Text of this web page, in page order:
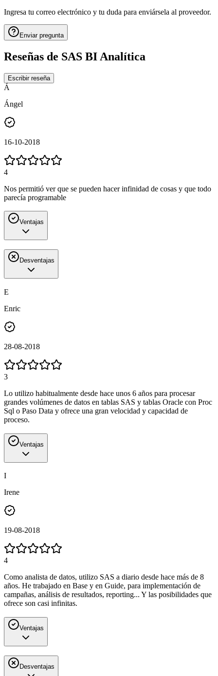
Ingresa tu correo electrónico y tu duda para enviársela al proveedor.
Enviar pregunta
Reseñas de SAS BI Analítica
Escribir reseña
Á
Ángel
16-10-2018
4
Nos permitió ver que se pueden hacer infinidad de cosas y que todo
parecía programable
Ventajas
Desventajas
E
Enric
28-08-2018
3
Lo utilizo habitualmente desde hace unos 6 años para procesar
grandes volúmenes de datos en tablas SAS y tablas Oracle con Proc
Sql o Paso Data y ofrece una gran velocidad y capacidad de
proceso.
Ventajas
I
Irene
19-08-2018
4
Como analista de datos, utilizo SAS a diario desde hace más de 8
años. He trabajado en Base y en Guide, para implementación de
campañas, análisis de resultados, reporting... Y las posibilidades que
ofrece son casi infinitas.
Ventajas
Desventajas